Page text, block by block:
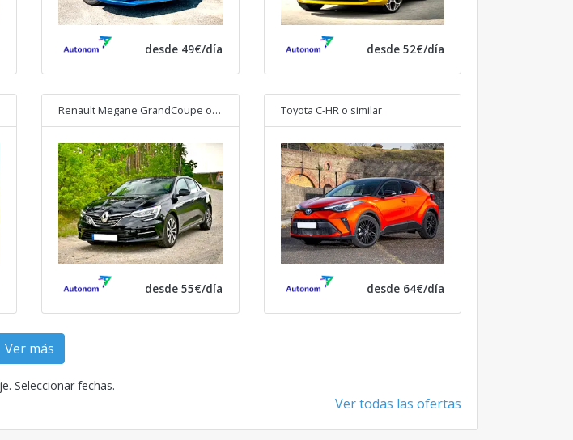
desde 49€/día desde 52€/día
Renault Megane GrandCoupe o similar
desde 55€/día
Toyota C-HR o similar
desde 64€/día
Ver más
Seleccionar fechas.
Ver todas las ofertas